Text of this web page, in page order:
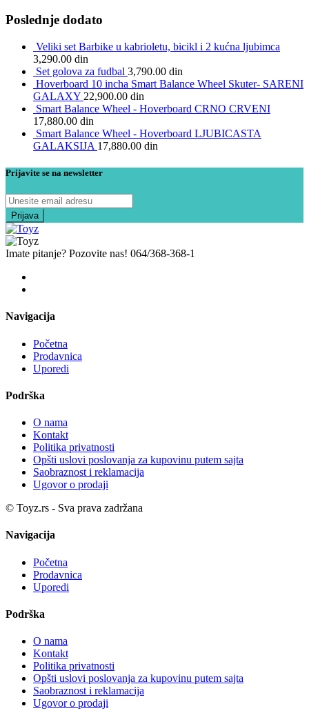
Poslednje dodato
Veliki set Barbike u kabrioletu, bicikl i 2 kućna ljubimca
3,290.00 din
Set golova za fudbal 3,790.00 din
Hoverboard 10 incha Smart Balance Wheel Skuter- SARENI
GALAXY 22,900.00 din
Smart Balance Wheel - Hoverboard CRNO CRVENI
17,880.00 din
Smart Balance Wheel - Hoverboard LJUBICASTA
GALAKSIJA 17,880.00 din
Prijavite se na newsletter
Imate pitanje? Pozovite nas! 064/368-368-1
Navigacija
Početna
Prodavnica
Uporedi
Podrška
O nama
Kontakt
Politika privatnosti
Opšti uslovi poslovanja za kupovinu putem sajta
Saobraznost i reklamacija
Ugovor o prodaji
© Toyz.rs - Sva prava zadržana
Navigacija
Početna
Prodavnica
Uporedi
Podrška
O nama
Kontakt
Politika privatnosti
Opšti uslovi poslovanja za kupovinu putem sajta
Saobraznost i reklamacija
Ugovor o prodaji